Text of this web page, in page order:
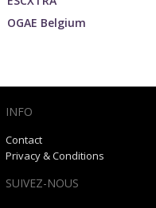
OGAE Belgium
INFO
Contact
Privacy & Conditions
SUIVEZ-NOUS